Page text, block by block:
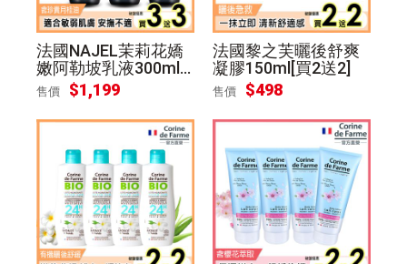
法國NAJEL茉莉花嬌
嫩阿勒坡乳液300ml
[買3送3]
售價 $1,199
法國黎之芙曬後舒爽
凝膠150ml[買2送2]
售價 $498